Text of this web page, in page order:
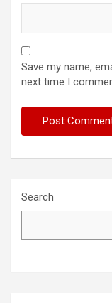
Save my name,
next time I
Search